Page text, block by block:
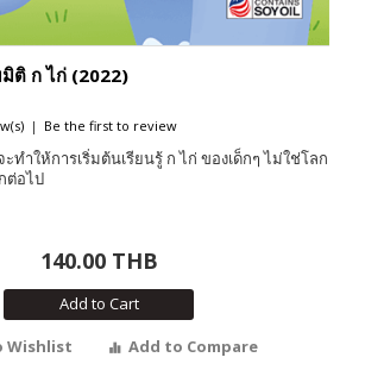
ติ ก ไก่ (2022)
| Be the first to review
ทำให้การเริ่มต้นเรียนรู้ ก ไก่ ของเด็กๆ ไม่ใช่โลก
ต่อไป
140.00 THB
Add to Cart
Wishlist
Add to Compare